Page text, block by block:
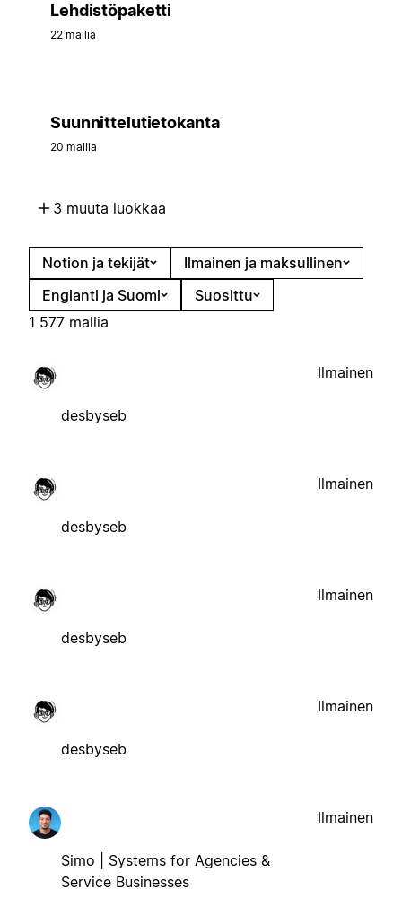
Lehdistöpaketti
22 mallia
Suunnittelutietokanta
20 mallia
3 muuta luokkaa
Notion ja tekijät
Ilmainen ja maksullinen
Englanti ja Suomi
Suosittu
1 577 mallia
desbyseb
Ilmainen
desbyseb
Ilmainen
desbyseb
Ilmainen
desbyseb
Ilmainen
Simo | Systems for Agencies &
Service Businesses
Ilmainen